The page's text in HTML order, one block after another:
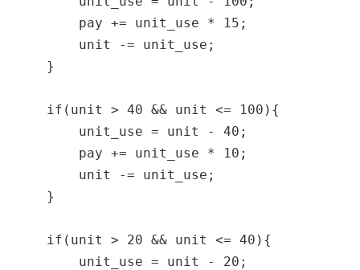
        pay += unit_use * 15;
        unit -= unit_use;
    }
    if(unit > 40 && unit <= 100){
        unit_use = unit - 40;
        pay += unit_use * 10;
        unit -= unit_use;
    }
    if(unit > 20 && unit <= 40){
        unit_use = unit - 20;